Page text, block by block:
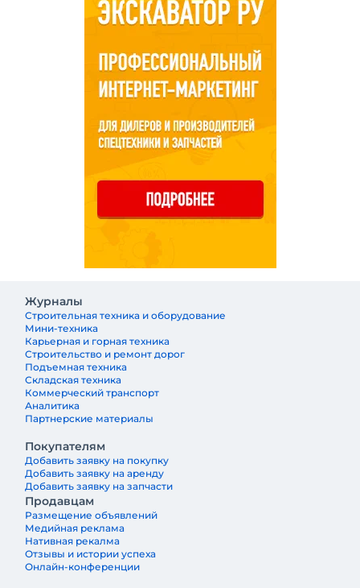
Журналы
Строительная техника и оборудование
Мини-техника
Карьерная и горная техника
Строительство и ремонт дорог
Подъемная техника
Складская техника
Коммерческий транспорт
Аналитика
Партнерские материалы
Покупателям
Добавить заявку на покупку
Добавить заявку на аренду
Добавить заявку на запчасти
Продавцам
Размещение объявлений
Медийная реклама
Нативная рекалма
Отзывы и истории успеха
Онлайн-конференции